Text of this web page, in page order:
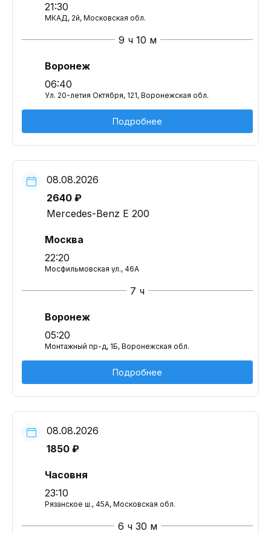
21:30
МКАД, 2й, Московская обл.
9 ч 10 м
Воронеж
06:40
Ул. 20-летия Октября, 121, Воронежская обл.
Подробнее
08.08.2026
2640 ₽
Mercedes-Benz E 200
Москва
22:20
Мосфильмовская ул., 46А
7 ч
Воронеж
05:20
Монтажный пр-д, 1Б, Воронежская обл.
Подробнее
08.08.2026
1850 ₽
Часовня
23:10
Рязанское ш., 45А, Московская обл.
6 ч 30 м